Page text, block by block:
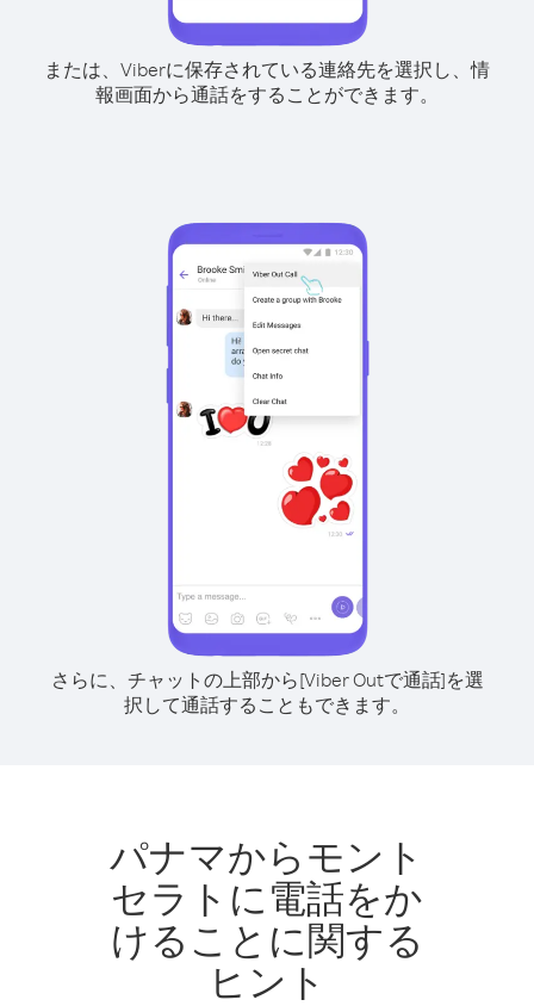
または、Viberに保存されている連絡先を選択し、情
報画面から通話をすることができます。
さらに、チャットの上部から[Viber Outで通話]を選
択して通話することもできます。
パナマからモント
セラトに電話をか
けることに関する
ヒント